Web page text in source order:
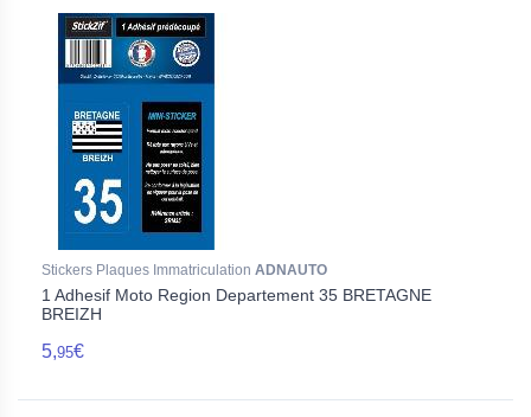
Stickers Plaques Immatriculation ADNAUTO
1 Adhesif Moto Region Departement 35 BRETAGNE
BREIZH
5,95€